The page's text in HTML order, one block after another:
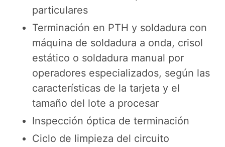
particulares
Terminación en PTH y soldadura con
máquina de soldadura a onda, crisol
estático o soldadura manual por
operadores especializados, según las
características de la tarjeta y el
tamaño del lote a procesar
Inspección óptica de terminación
Ciclo de limpieza del circuito